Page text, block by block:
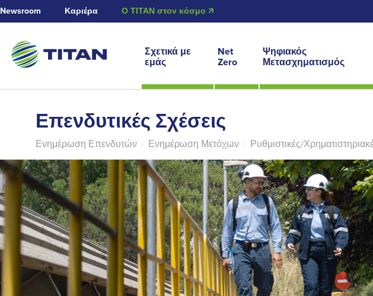
Newsroom Καριέρα Ο ΤΙΤΑΝ στον κόσμο 🡭
Σχετικά με
εμάς
Net
Zero
Ψηφιακός
Μετασχηματισμός
Επενδυτικές Σχέσεις
Ενημέρωση Επενδυτών Ενημέρωση Μετόχων Ρυθμιστικές/